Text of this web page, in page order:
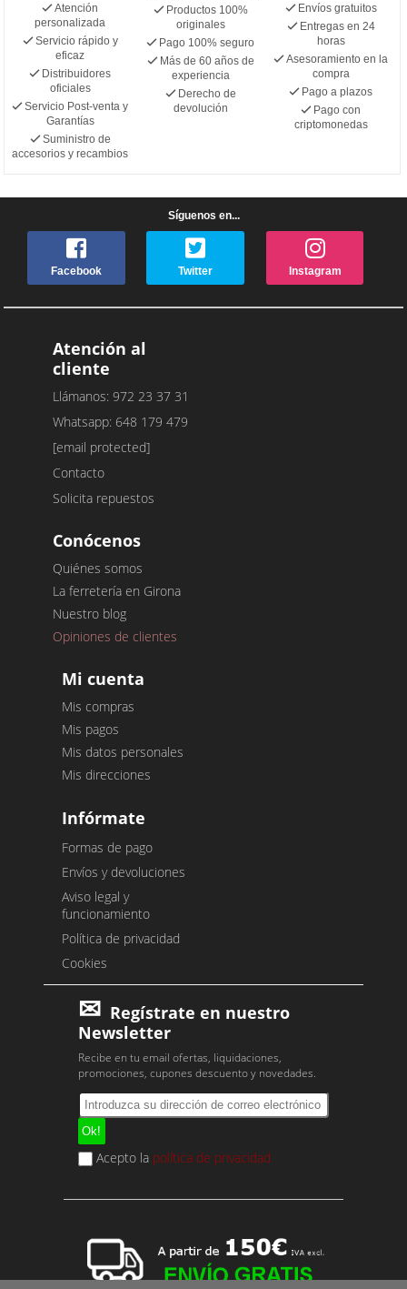
Atención
personalizada
Servicio rápido y
eficaz
Distribuidores
oficiales
Servicio Post-venta y
Garantías
Suministro de
accesorios y recambios
Productos 100%
originales
Pago 100% seguro
Más de 60 años de
experiencia
Derecho de
devolución
Envíos gratuitos
Entregas en 24
horas
Asesoramiento en la
compra
Pago a plazos
Pago con
criptomonedas
Síguenos en...
Facebook Twitter Instagram
Atención al
cliente
Llámanos: 972 23 37 31
Whatsapp: 648 179 479
[email protected]
Contacto
Solicita repuestos
Conócenos
Quiénes somos
La ferretería en Girona
Nuestro blog
Opiniones de clientes
Mi cuenta
Mis compras
Mis pagos
Mis datos personales
Mis direcciones
Infórmate
Formas de pago
Envíos y devoluciones
Aviso legal y
funcionamiento
Política de privacidad
Cookies
Regístrate en nuestro
Newsletter
Recibe en tu email ofertas, liquidaciones,
promociones, cupones descuento y novedades.
Acepto la política de privacidad